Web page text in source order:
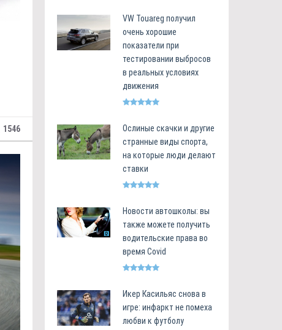
1546
VW Touareg получил
очень хорошие
показатели при
тестировании выбросов
в реальных условиях
движения
Ослиные скачки и другие
странные виды спорта,
на которые люди делают
ставки
Новости автошколы: вы
также можете получить
водительские права во
время Covid
Икер Касильяс снова в
игре: инфаркт не помеха
любви к футболу